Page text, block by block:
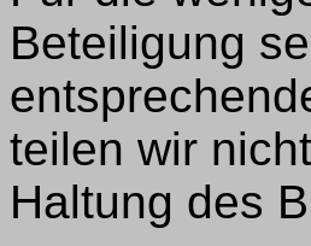
Beteiligung
teilen wir
Haltung des